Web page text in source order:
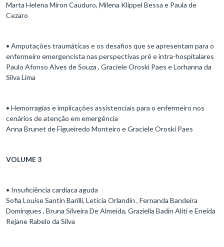
Marta Helena Miron Cauduro, Milena Klippel Bessa e Paula de
Cezaro
• Amputações traumáticas e os desafios que se apresentam para o
enfermeiro emergencista nas perspectivas pré e intra-hospitalares
Paulo Afonso Alves de Souza , Graciele Oroski Paes e Lorhanna da
Silva Lima
• Hemorragias e implicações assistenciais para o enfermeiro nos
cenários de atenção em emergência
Anna Brunet de Figueiredo Monteiro e Graciele Oroski Paes
VOLUME 3
• Insuficiência cardíaca aguda
Sofia Louise Santin Barilli, Letícia Orlandin , Fernanda Bandeira
Domingues , Bruna Silveira De Almeida, Graziella Badin Aliti e Eneida
Rejane Rabelo da Silva